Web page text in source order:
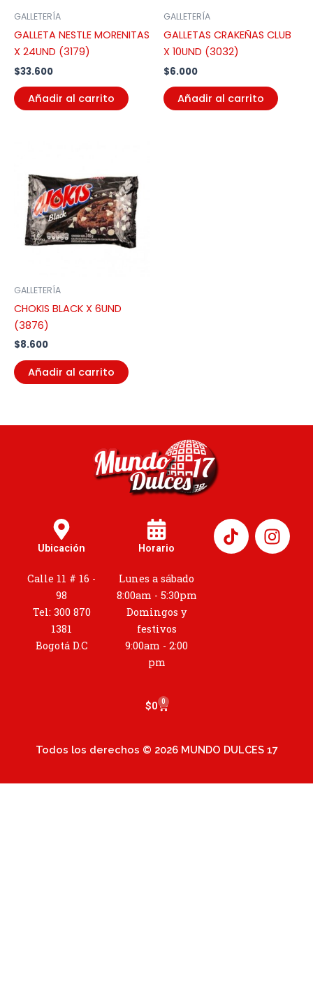
GALLETERÍA
GALLETA NESTLE MORENITAS
X 24UND (3179)
$33.600
Añadir al carrito
GALLETERÍA
GALLETAS CRAKEÑAS CLUB
X 10UND (3032)
$6.000
Añadir al carrito
GALLETERÍA
CHOKIS BLACK X 6UND
(3876)
$8.600
Añadir al carrito
Ubicación
Calle 11 # 16 -
98
Tel: 300 870
1381
Bogotá D.C
Horario
Lunes a sábado
8:00am - 5:30pm
Domingos y
festivos
9:00am - 2:00
pm
I
n
s
$0 0
Cart
Todos los derechos © 2026 MUNDO DULCES 17